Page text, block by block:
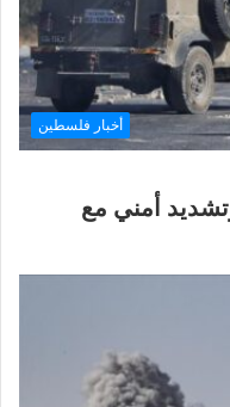
أخبار فلسطين
أمني مع